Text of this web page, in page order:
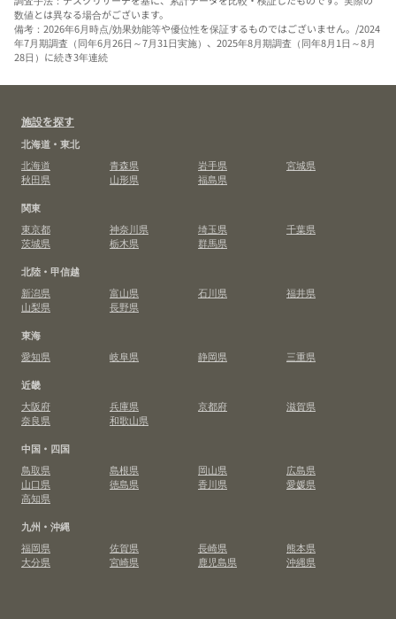
数値とは異なる場合がございます。
備考：2026年6月時点/効果効能等や優位性を保証するものではございません。/2024
年7月期調査（同年6月26日～7月31日実施）、2025年8月期調査（同年8月1日～8月
28日）に続き3年連続
施設を探す
北海道・東北
北海道
青森県 岩手県
宮城県
秋田県
山形県
福島県
関東
東京都
神奈川県 埼玉県
千葉県
茨城県
栃木県
群馬県
北陸・甲信越
新潟県
富山県 石川県
福井県
山梨県
長野県
東海
愛知県
岐阜県 静岡県
三重県
近畿
大阪府
兵庫県 京都府
滋賀県
奈良県
和歌山県
中国・四国
鳥取県
島根県 岡山県
広島県
山口県
徳島県 香川県
愛媛県
高知県
九州・沖縄
福岡県
佐賀県 長崎県
熊本県
大分県
宮崎県 鹿児島県 沖縄県